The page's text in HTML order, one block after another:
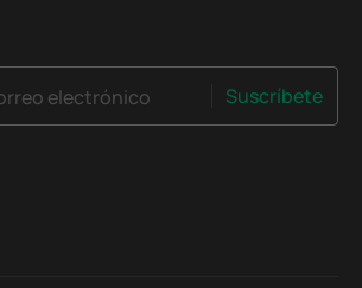
electrónico Suscríbete